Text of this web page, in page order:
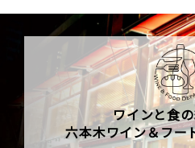
ワインと食
六本木ワイン＆フー